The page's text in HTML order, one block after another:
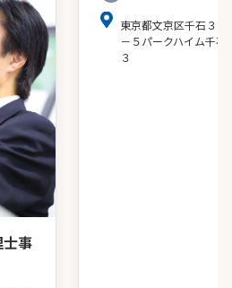
事
東京都文京区千石３－
－５パークハイム千石
３